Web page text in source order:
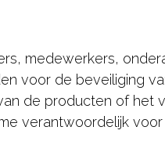
medewerkers,
voor de beveiliging
de producten of het
verantwoordelijk